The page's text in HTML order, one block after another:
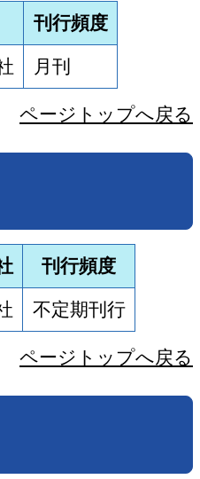
刊行頻度
月刊
ページトップへ戻る
刊行頻度
不定期刊行
ページトップへ戻る